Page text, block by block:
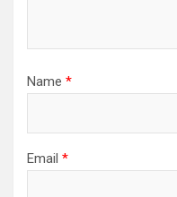
Name *
Email *